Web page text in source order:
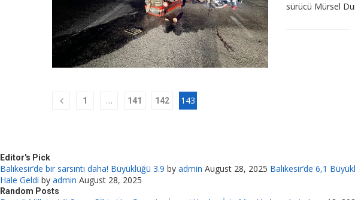
sürücü Mürsel
1 … 141 142 143
Editor's Pick
Balıkesir’de bir sarsıntı daha! Büyüklüğü 3.9 by admin August 28, 2025 Balıkesir’de 6,1
Hale Geldi by admin August 28, 2025
Random Posts